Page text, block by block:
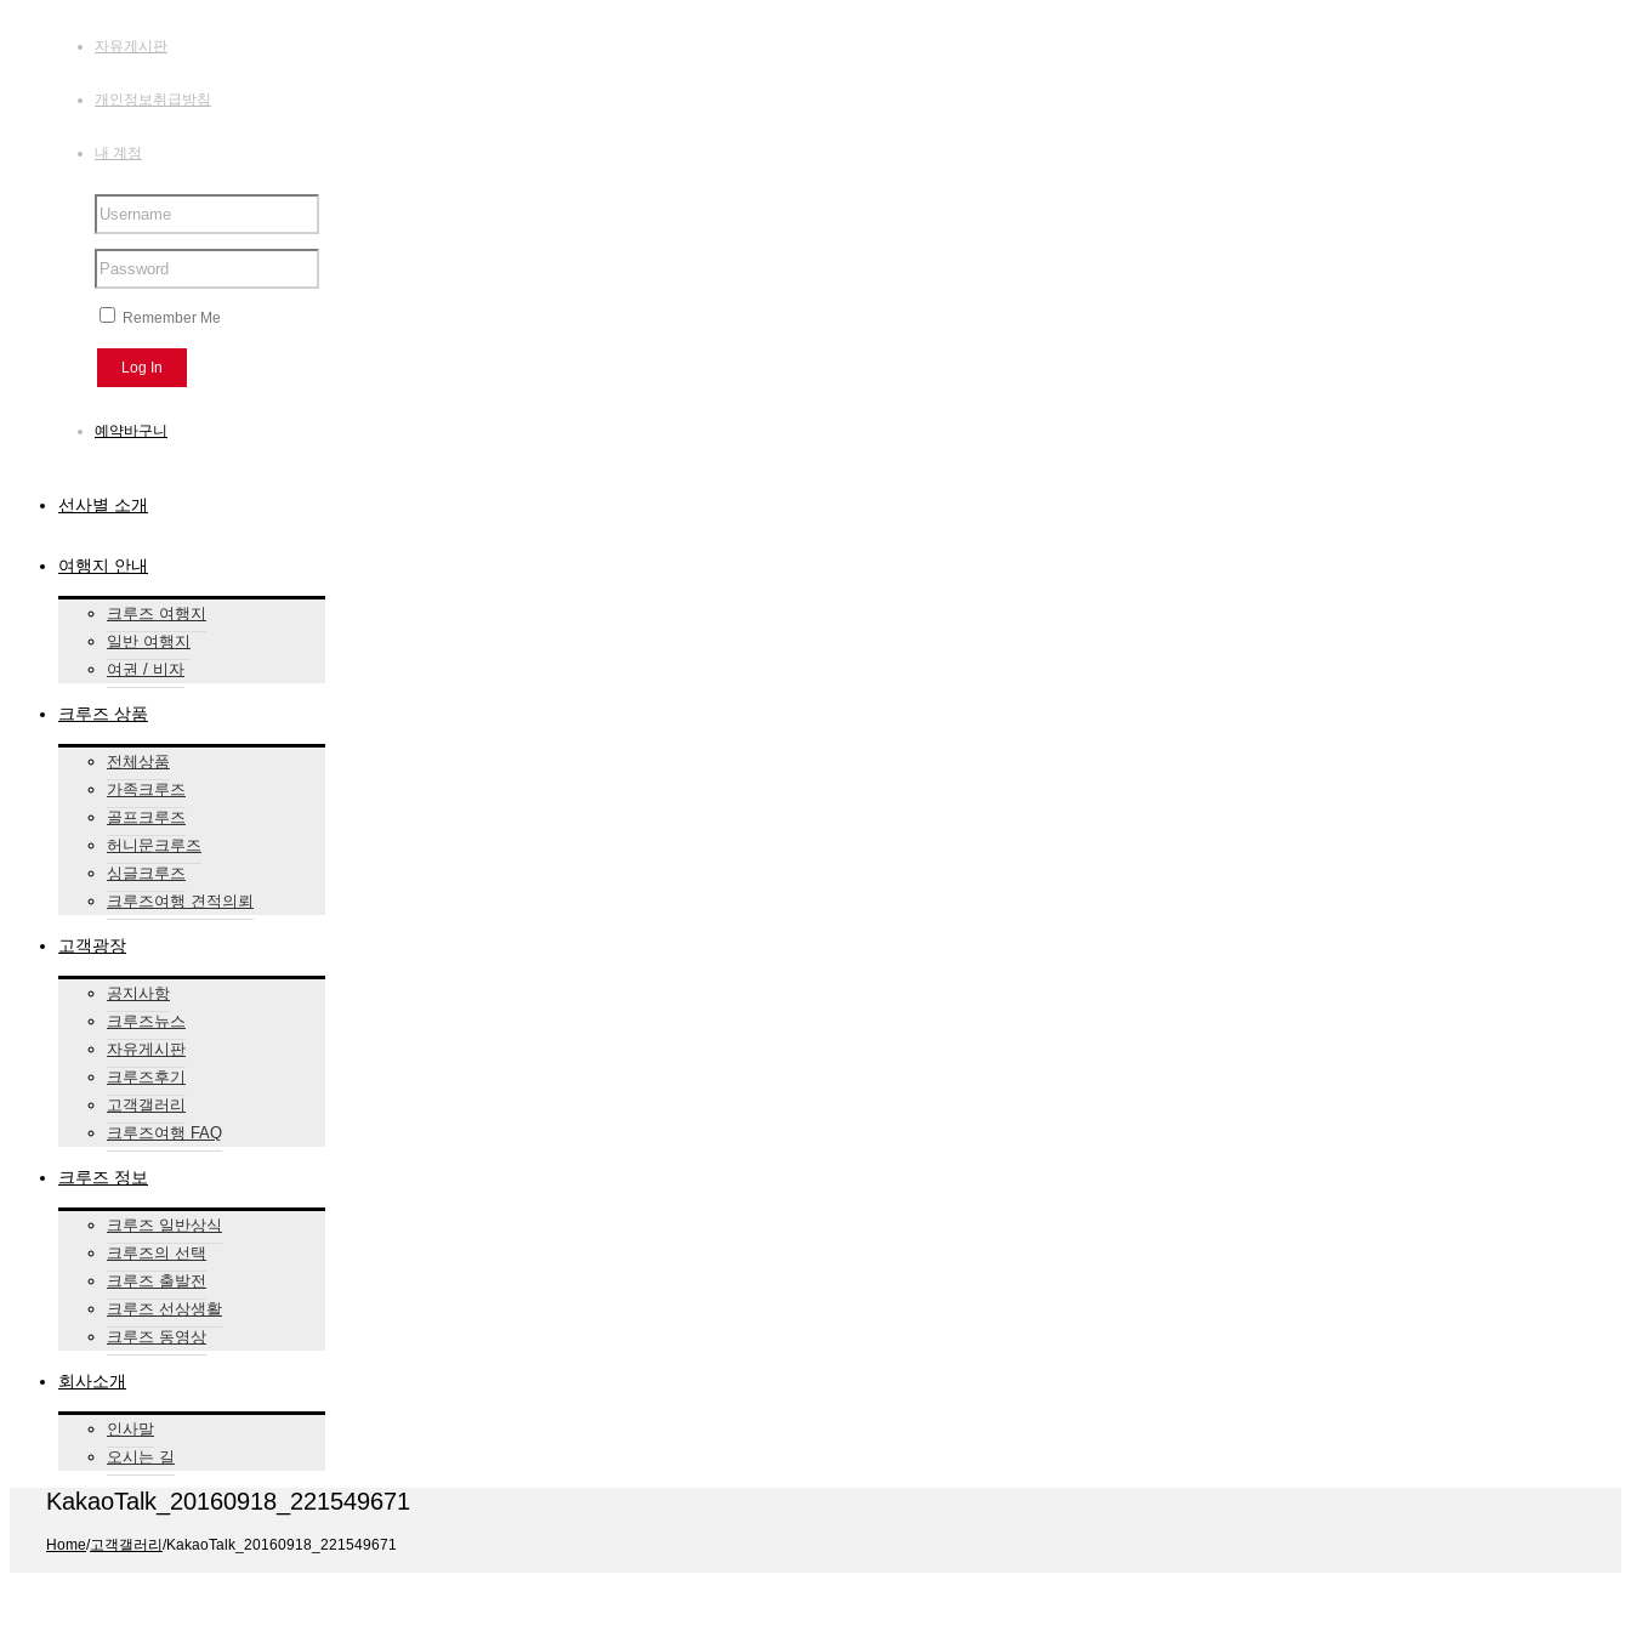
자유게시판
개인정보취급방침
내 계정
Remember Me
예약바구니
선사별 소개
여행지 안내
크루즈 여행지
일반 여행지
여권 / 비자
크루즈 상품
전체상품
가족크루즈
골프크루즈
허니문크루즈
싱글크루즈
크루즈여행 견적의뢰
고객광장
공지사항
크루즈뉴스
자유게시판
크루즈후기
고객갤러리
크루즈여행 FAQ
크루즈 정보
크루즈 일반상식
크루즈의 선택
크루즈 출발전
크루즈 선상생활
크루즈 동영상
회사소개
인사말
오시는 길
KakaoTalk_20160918_221549671
Home/고객갤러리 /KakaoTalk_20160918_221549671